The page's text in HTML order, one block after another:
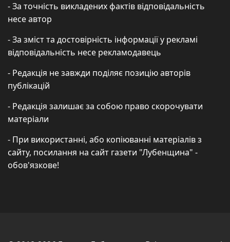
- За точність викладених фактів відповідальність
несе автор
- За зміст та достовірність інформації у рекламі
відповідальність несе рекламодавець
- Редакція не завжди поділяє позицію авторів
публікацій
- Редакція залишає за собою право скорочувати
матеріали
- При використанні, або копіюванні матеріалів з
сайту, посилання на сайт газети "Лубенщина" -
обов'язкове!